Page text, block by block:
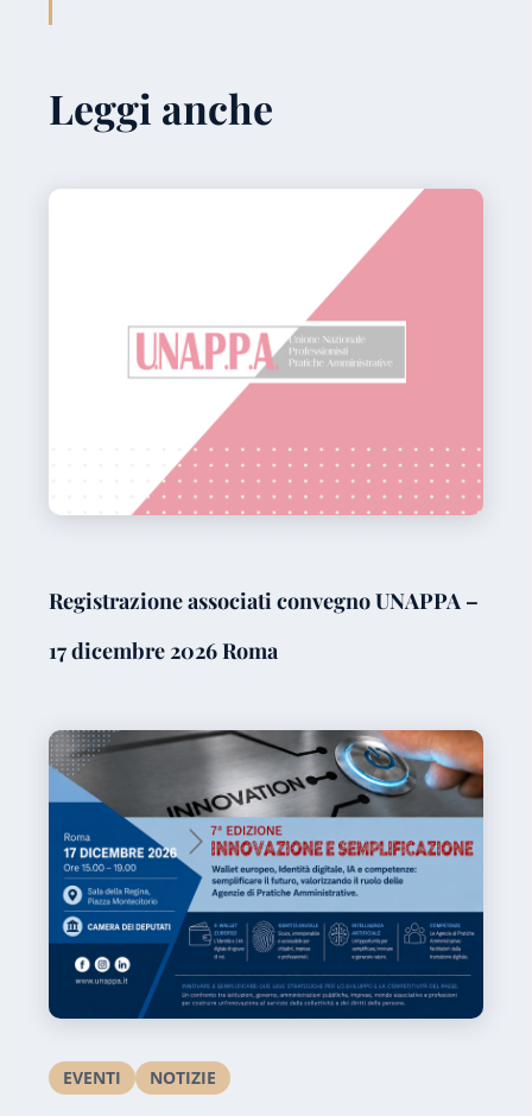
Leggi anche
Registrazione associati convegno UNAPPA –
17 dicembre 2026 Roma
EVENTI NOTIZIE